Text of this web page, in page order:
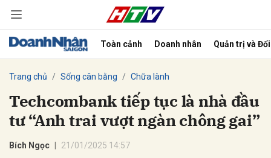
Toàn cảnh Doanh nhân Quản trị và
Trang chủ Sống cân bằng Chữa lành
Techcombank tiếp tục là nhà đầu
tư “Anh trai vượt ngàn chông gai”
Bích Ngọc 21/01/2025 14:57